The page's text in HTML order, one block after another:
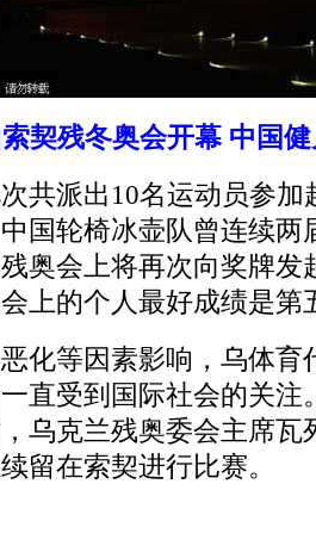
契残冬奥会开幕 中国
派出10名运动员参加
国轮椅冰壶队曾连续两
奥会上将再次向奖牌发
上的个人最好成绩是第
等因素影响，乌体育
直受到国际社会的关注
乌克兰残奥委会主席瓦
留在索契进行比赛。